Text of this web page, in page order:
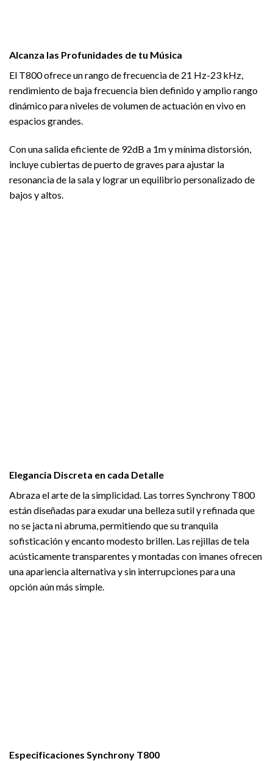
Alcanza las Profunidades de tu Música
El T800 ofrece un rango de frecuencia de 21 Hz-23 kHz,
rendimiento de baja frecuencia bien definido y amplio rango
dinámico para niveles de volumen de actuación en vivo en
espacios grandes.
Con una salida eficiente de 92dB a 1m y mínima distorsión,
incluye cubiertas de puerto de graves para ajustar la
resonancia de la sala y lograr un equilibrio personalizado de
bajos y altos.
Elegancia Discreta en cada Detalle
Abraza el arte de la simplicidad. Las torres Synchrony T800
están diseñadas para exudar una belleza sutil y refinada que
no se jacta ni abruma, permitiendo que su tranquila
sofisticación y encanto modesto brillen. Las rejillas de tela
acústicamente transparentes y montadas con imanes ofrecen
una apariencia alternativa y sin interrupciones para una
opción aún más simple.
Especificaciones Synchrony T800